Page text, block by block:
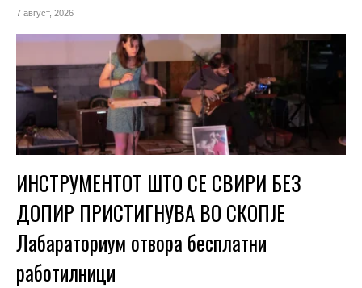
7 август, 2026
ИНСТРУМЕНТОТ ШТО СЕ СВИРИ БЕЗ
ДОПИР ПРИСТИГНУВА ВО СКОПЈЕ
Лабараториум отвора бесплатни
работилници